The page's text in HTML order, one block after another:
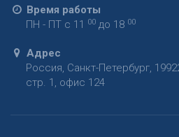
Время работы
ПН - ПТ с 11
00 до 18 00
Адрес
Россия, Санкт-Петербург,
стр. 1, офис 124